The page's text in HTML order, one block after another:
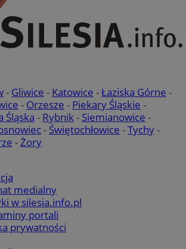
- Gliwice - Katowice -Łaziska Górne -
- Orzesze - Piekary Śląskie -
Śląska - Rybnik- Siemianowice -
- Świętochłowice -Tychy-
-Żory
medialny
w silesia.info.pl
portali
prywatności